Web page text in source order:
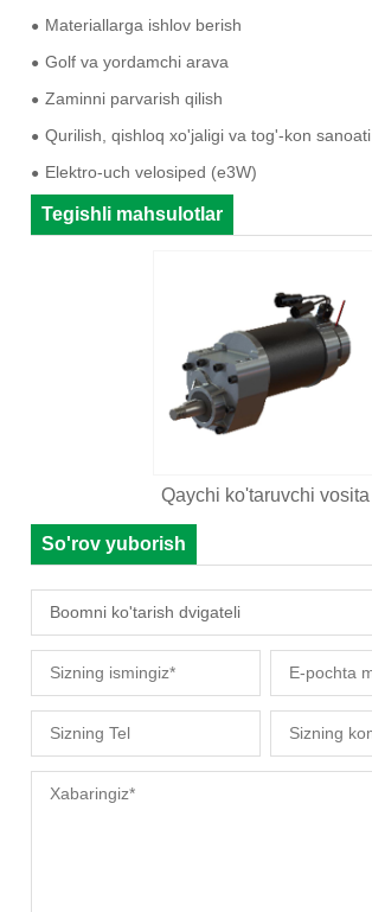
Materiallarga ishlov berish
Golf va yordamchi arava
Zaminni parvarish qilish
Qurilish, qishloq xo'jaligi va tog'-kon sanoati
Elektro-uch velosiped (e3W)
Tegishli mahsulotlar
Qaychi ko'taruvchi vosita
So'rov yuborish